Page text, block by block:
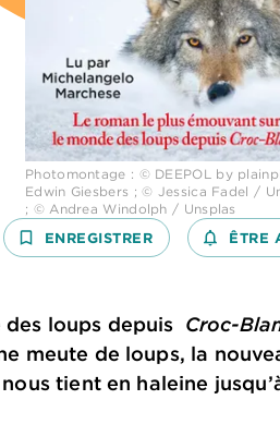
Photomontage : © DEEPOL by
Edwin Giesbers ; © Jessica Fadel /
; © Andrea Windolph / Unsplas
bookmark_border ENREGISTRER ÊTRE
loups depuis Croc-
meute de loups, la
tient en haleine